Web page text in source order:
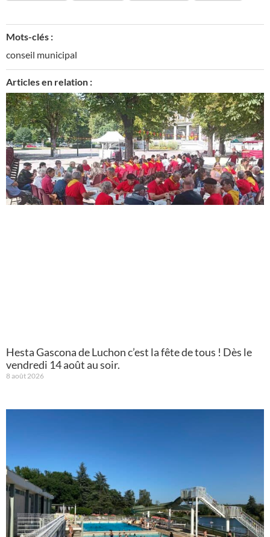
Mots-clés :
conseil municipal
Articles en relation :
Hesta Gascona de Luchon c’est la fête de tous ! Dès le
vendredi 14 août au soir.
8 août 2026